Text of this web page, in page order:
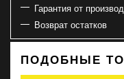
Гарантия от
Возврат остатков
ПОДОБНЫЕ